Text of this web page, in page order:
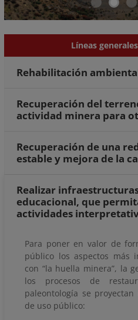
Líneas
Rehabilitación
Recuperación del
actividad minera para
Recuperación de una
estable y mejora de la
Realizar
educacional, que
actividades
Para poner en valor de
público los aspectos más
con “la huella minera”, la
los procesos de
paleontología se
de uso público: